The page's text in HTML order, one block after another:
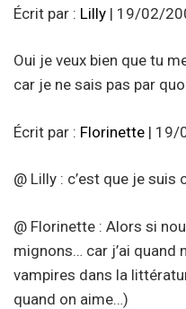
Écrit par : Lilly | 19/02/
Oui je veux bien que tu
car je ne sais pas par
Écrit par : Florinette | 19/
@ Lilly : c’est que je
@ Florinette : Alors si
mignons… car j’ai quand
vampires dans la
quand on aime…)